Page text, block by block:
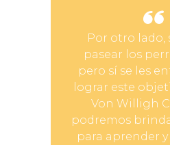
Por otro lado,
pasear los
pero sí se les
lograr este
Von Willigh
podremos
para aprender